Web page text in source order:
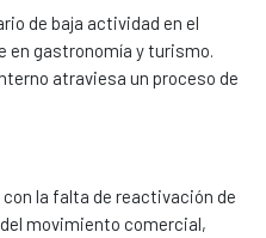
de baja actividad en el
gastronomía y turismo.
atraviesa un proceso de
la falta de reactivación de
movimiento comercial,